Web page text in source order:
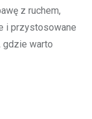
z ruchem,
i przystosowane
gdzie warto